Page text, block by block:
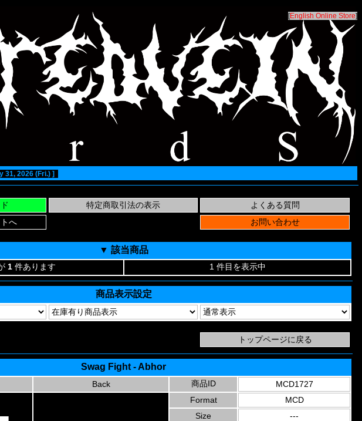
[English Online Store]
31, 2026 (Fri.) ]
▼ 該当商品
1 件あります 1 件目を表示中
商品表示設定
Swag Fight - Abhor
Back 商品ID
MCD1727
Format
MCD
Size
---